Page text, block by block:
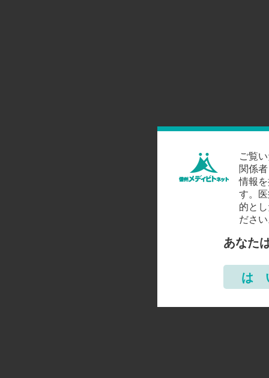
ご覧
関係
情報
す。
的と
ださ
あなた
は